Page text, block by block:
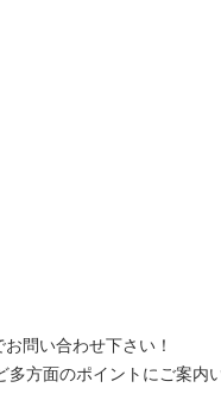
問い合わせ下さい！
方面のポイントにご案内